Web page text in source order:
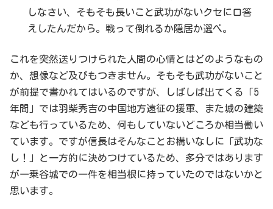
しなさい、そもそも長いこと武功がないクセに口答
えしたんだから。戦って倒れるか隠居か選べ。
これを突然送りつけられた人間の心情とはどのようなもの
か、想像など及びもつきません。そもそも武功がないこと
が前提で書かれてはいるのですが、しばしば出てくる「5
年間」では羽柴秀吉の中国地方遠征の援軍、また城の建築
なども行っているため、何もしていないどころか相当働い
ています。ですが信長はそんなことお構いなしに「武功な
し！」と一方的に決めつけているため、多分ではあります
が一乗谷城での一件を相当根に持っていたのではないかと
思います。